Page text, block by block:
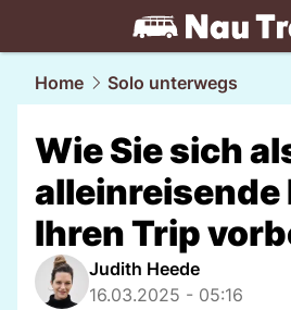
travel.NAU.ch
Home Solo unterwegs
Wie Sie sich
alleinreisende
Ihren Trip
Judith Heede
16.03.2025 - 05:16